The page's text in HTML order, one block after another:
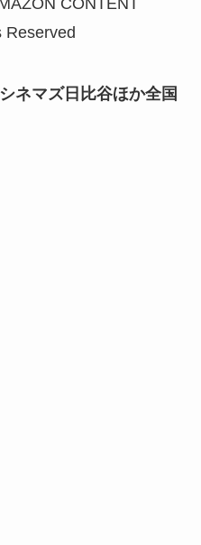
CONTENT
Reserved
ネマズ日比谷ほか全国